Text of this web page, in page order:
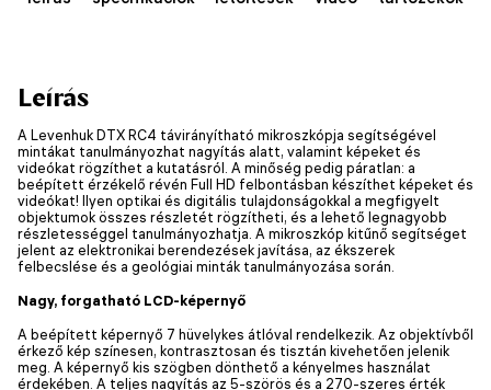
Leírás
A Levenhuk DTX RC4 távirányítható mikroszkópja segítségével
mintákat tanulmányozhat nagyítás alatt, valamint képeket és
videókat rögzíthet a kutatásról. A minőség pedig páratlan: a
beépített érzékelő révén Full HD felbontásban készíthet képeket és
videókat! Ilyen optikai és digitális tulajdonságokkal a megfigyelt
objektumok összes részletét rögzítheti, és a lehető legnagyobb
részletességgel tanulmányozhatja. A mikroszkóp kitűnő segítséget
jelent az elektronikai berendezések javítása, az ékszerek
felbecslése és a geológiai minták tanulmányozása során.
Nagy, forgatható LCD-képernyő
A beépített képernyő 7 hüvelykes átlóval rendelkezik. Az objektívből
érkező kép színesen, kontrasztosan és tisztán kivehetően jelenik
meg. A képernyő kis szögben dönthető a kényelmes használat
érdekében. A teljes nagyítás az 5-szörös és a 270-szeres érték